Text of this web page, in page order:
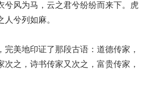
兮风为马，云之君兮纷纷而来下。虎
兮列如麻。
完美地印证了那段古语：道德传家，
次之，诗书传家又次之，富贵传家，